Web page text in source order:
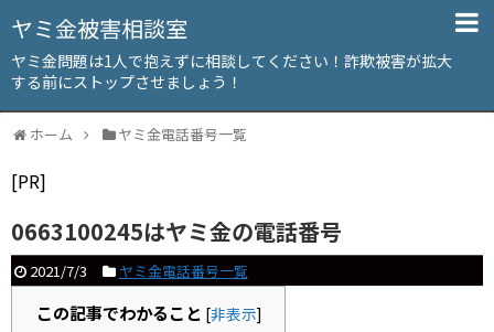
ヤミ金被害相談室
ヤミ金問題は1人で抱えずに相談してください！詐欺被害が拡大
する前にストップさせましょう！
ホーム ヤミ金電話番号一覧
[PR]
0663100245はヤミ金の電話番号
2021/7/3 ヤミ金電話番号一覧
この記事でわかること [非表示]